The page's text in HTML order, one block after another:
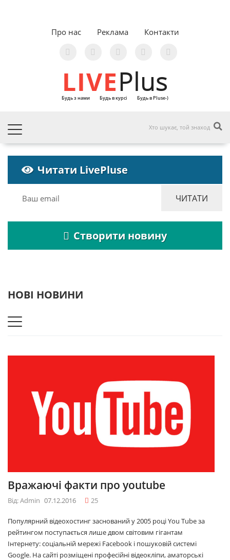
Про нас Реклама Контакти
LIVEPlus
Будь з нами Будь в курсі Будь в Pluse-)
Читати LivePluse
Створити новину
НОВІ НОВИНИ
Вражаючі факти про youtube
Від: Admin 07.12.2016 25
Популярний відеохостинг заснований у 2005 році You Tube за
рейтингом поступається лише двом світовим гігантам
Інтернету: соціальній мережі Facebook і пошуковій системі
Google. На сайті розміщені професійні відеокліпи, аматорські